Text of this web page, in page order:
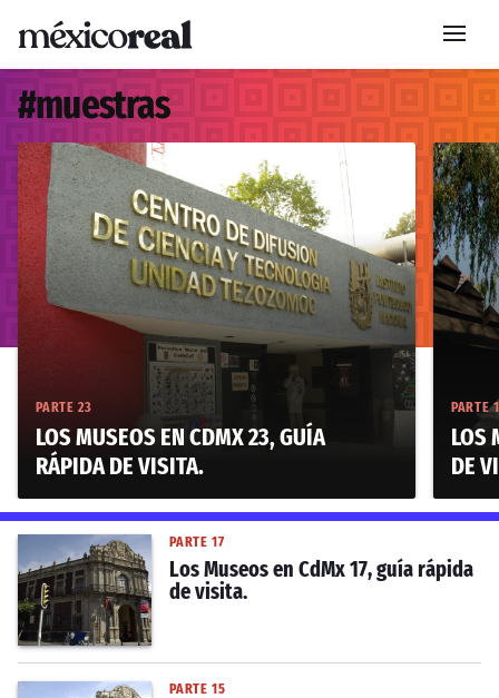
#muestras
PARTE 23
LOS MUSEOS EN CDMX 23, GUÍA
RÁPIDA DE VISITA.
PARTE
LOS
DE
PARTE 17
Los Museos en CdMx 17, guía rápida
de visita.
PARTE 15